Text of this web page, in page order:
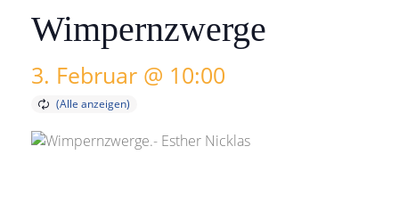
Wimpernzwerge
3. Februar @ 10:00